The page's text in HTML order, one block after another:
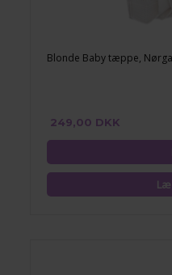
Blonde Baby tæppe,
249,00 DKK